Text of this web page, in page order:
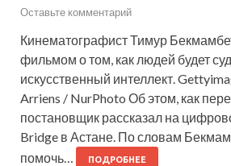
Оставьте комментарий
Кинематографист Тимур
фильмом о том, как людей будет
искусственный интеллект.
Arriens / NurPhoto Об этом, как
постановщик рассказал на
Bridge в Астане. По словам
помочь…
ПОДРОБНЕЕ